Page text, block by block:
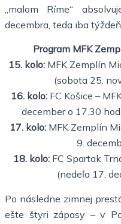
„malom Ríme“
decembra, teda iba
Program MFK
15. kolo: MFK Zemplín
(sobota 25.
16. kolo: FC Košice –
december o 17.30
17. kolo:MFK Zemplín
9.
18. kolo: FC Spartak
(nedeľa 17.
Po následne zimnej
ešte štyri zápasy – v